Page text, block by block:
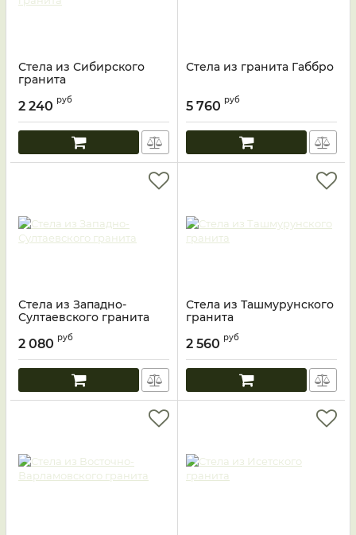
Стела из Сибирского
гранита
2 240 руб
Стела из гранита Габбро
5 760 руб
Стела из Западно-
Султаевского гранита
2 080 руб
Стела из Ташмурунского
гранита
2 560 руб